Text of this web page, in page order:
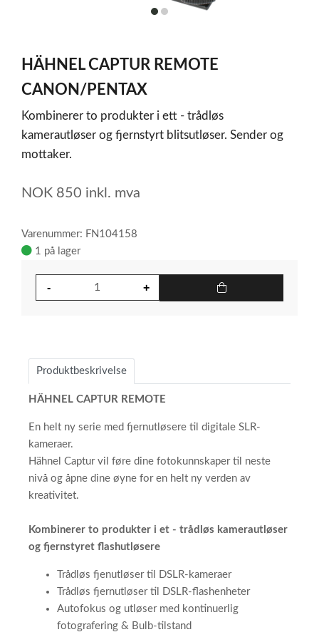
itemitem
of
2
HÄHNEL CAPTUR REMOTE
CANON/PENTAX
Kombinerer to produkter i ett - trådløs
kamerautløser og fjernstyrt blitsutløser. Sender og
mottaker.
NOK 850 inkl. mva
Varenummer: FN104158
1 på lager
Produktbeskrivelse
HÄHNEL CAPTUR REMOTE
En helt ny serie med fjernutløsere til digitale SLR-
kameraer.
Hähnel Captur vil føre dine fotokunnskaper til neste
nivå og åpne dine øyne for en helt ny verden av
kreativitet.
Kombinerer to produkter i et - trådløs kamerautløser
og fjernstyret flashutløsere
Trådløs fjenutløser til DSLR-kameraer
Trådløs fjernutløser til DSLR-flashenheter
Autofokus og utløser med kontinuerlig
fotografering & Bulb-tilstand